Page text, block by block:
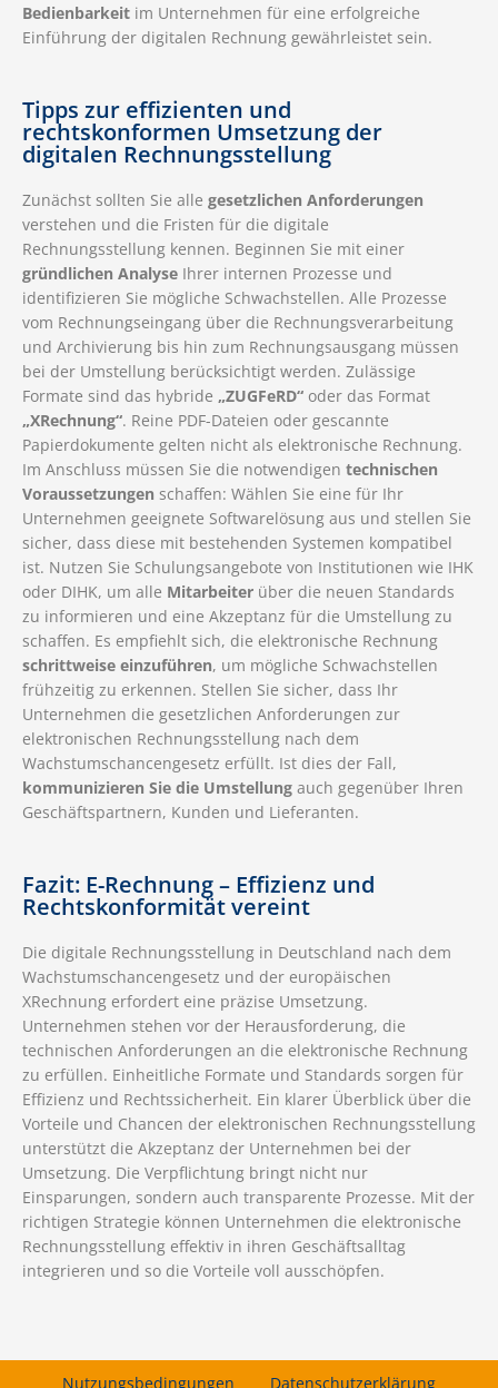
Bedienbarkeit im Unternehmen für eine erfolgreiche
Einführung der digitalen Rechnung gewährleistet sein.
Tipps zur effizienten und
rechtskonformen Umsetzung der
digitalen Rechnungsstellung
Zunächst sollten Sie alle gesetzlichen Anforderungen
verstehen und die Fristen für die digitale
Rechnungsstellung kennen. Beginnen Sie mit einer
gründlichen Analyse Ihrer internen Prozesse und
identifizieren Sie mögliche Schwachstellen. Alle Prozesse
vom Rechnungseingang über die Rechnungsverarbeitung
und Archivierung bis hin zum Rechnungsausgang müssen
bei der Umstellung berücksichtigt werden. Zulässige
Formate sind das hybride „ZUGFeRD“ oder das Format
„XRechnung“. Reine PDF-Dateien oder gescannte
Papierdokumente gelten nicht als elektronische Rechnung.
Im Anschluss müssen Sie die notwendigen technischen
Voraussetzungen schaffen: Wählen Sie eine für Ihr
Unternehmen geeignete Softwarelösung aus und stellen Sie
sicher, dass diese mit bestehenden Systemen kompatibel
ist. Nutzen Sie Schulungsangebote von Institutionen wie IHK
oder DIHK, um alle Mitarbeiter über die neuen Standards
zu informieren und eine Akzeptanz für die Umstellung zu
schaffen. Es empfiehlt sich, die elektronische Rechnung
schrittweise einzuführen, um mögliche Schwachstellen
frühzeitig zu erkennen. Stellen Sie sicher, dass Ihr
Unternehmen die gesetzlichen Anforderungen zur
elektronischen Rechnungsstellung nach dem
Wachstumschancengesetz erfüllt. Ist dies der Fall,
kommunizieren Sie die Umstellung auch gegenüber Ihren
Geschäftspartnern, Kunden und Lieferanten.
Fazit: E-Rechnung – Effizienz und
Rechtskonformität vereint
Die digitale Rechnungsstellung in Deutschland nach dem
Wachstumschancengesetz und der europäischen
XRechnung erfordert eine präzise Umsetzung.
Unternehmen stehen vor der Herausforderung, die
technischen Anforderungen an die elektronische Rechnung
zu erfüllen. Einheitliche Formate und Standards sorgen für
Effizienz und Rechtssicherheit. Ein klarer Überblick über die
Vorteile und Chancen der elektronischen Rechnungsstellung
unterstützt die Akzeptanz der Unternehmen bei der
Umsetzung. Die Verpflichtung bringt nicht nur
Einsparungen, sondern auch transparente Prozesse. Mit der
richtigen Strategie können Unternehmen die elektronische
Rechnungsstellung effektiv in ihren Geschäftsalltag
integrieren und so die Vorteile voll ausschöpfen.
Nutzungsbedingungen Datenschutzerklärung